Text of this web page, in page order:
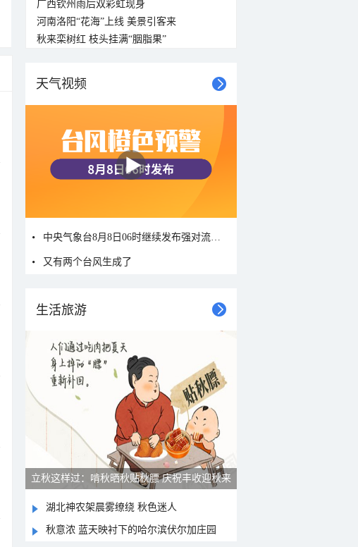
广西钦州雨后双彩虹现身
河南洛阳“花海”上线 美景引客来
秋来栾树红 枝头挂满“胭脂果”
天气视频
中央气象台8月8日06时继续发布强对流天气蓝色预警
又有两个台风生成了
生活旅游
立秋这样过：啃秋晒秋贴秋膘 庆祝丰收迎秋来
湖北神农架晨雾缭绕 秋色迷人
秋意浓 蓝天映衬下的哈尔滨伏尔加庄园